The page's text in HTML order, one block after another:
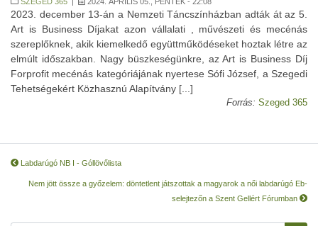
2023. december 13-án a Nemzeti Táncszínházban adták át az 5.
Art is Business Díjakat azon vállalati , művészeti és mecénás
szereplőknek, akik kiemelkedő együttműködéseket hoztak létre az
elmúlt időszakban. Nagy büszkeségünkre, az Art is Business Díj
Forprofit mecénás kategóriájának nyertese Sófi József, a Szegedi
Tehetségekért Közhasznú Alapítvány [...]
Forrás: Szeged 365
Labdarúgó NB I - Góllövőlista
Nem jött össze a győzelem: döntetlent játszottak a magyarok a női labdarúgó Eb-
selejtezőn a Szent Gellért Fórumban